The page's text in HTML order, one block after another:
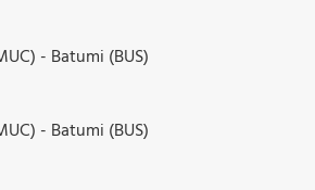
- Batumi (BUS)
- Batumi (BUS)